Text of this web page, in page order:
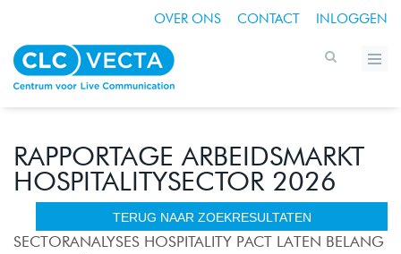
OVER ONS CONTACT INLOGGEN
RAPPORTAGE ARBEIDSMARKT
HOSPITALITYSECTOR 2026
TERUG NAAR ZOEKRESULTATEN
SECTORANALYSES HOSPITALITY PACT LATEN BELANG